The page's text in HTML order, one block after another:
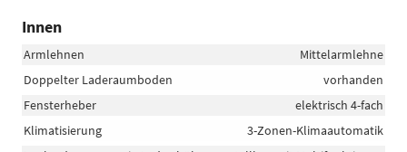
Innen
Armlehnen
Mittelarmlehne
Doppelter Laderaumboden
vorhanden
Fensterheber
elektrisch 4-fach
Klimatisierung
3-Zonen-Klimaautomatik